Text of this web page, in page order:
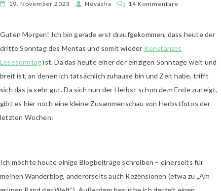
19. November 2023 Neyasha 14 Kommentare
Konstanze
im
November
2023
Guten Morgen! Ich bin gerade erst draufgekommen, dass heute der
dritte Sonntag des Montas und somit wieder Konstanzes
Lesesonntagist. Da das heute einer der einzigen Sonntage weit und
breit ist, an denen ich tatsächlich zuhause bin und Zeit habe, trifft
sich das ja sehr gut. Da sich nun der Herbst schon dem Ende zuneigt,
gibt es hier noch eine kleine Zusammenschau von Herbstfotos der
letzten Wochen:
Ich möchte heute einige Blogbeiträge schreiben – einerseits für
meinen Wanderblog, andererseits auch Rezensionen (etwa zu „Am